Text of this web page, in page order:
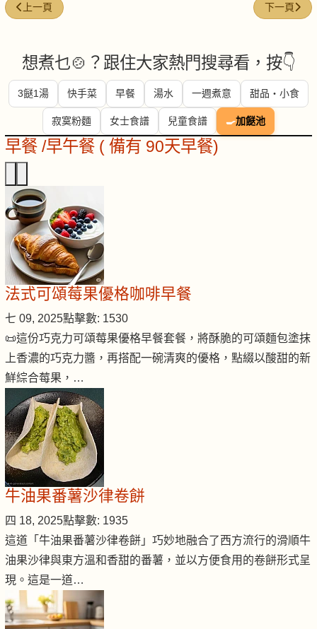
上一篇文章: 香辣四季豆
上一頁 下一篇文章
下一頁
想煮乜🍲？跟住大家熱門搜尋看，按👇
3餸1湯 快手菜 早餐 湯水 一週煮意 甜品・小食
寂寞粉麵 女士食譜 兒童食譜 🍳加餸池
早餐 /早午餐 ( 備有 90天早餐)
法式可頌莓果優格咖啡早餐
七 09, 2025點擊數: 1530
📜這份巧克力可頌莓果優格早餐套餐，將酥脆的可頌麵包塗抹
上香濃的巧克力醬，再搭配一碗清爽的優格，點綴以酸甜的新
鮮綜合莓果，…
牛油果番薯沙律卷餅
四 18, 2025點擊數: 1935
這道「牛油果番薯沙律卷餅」巧妙地融合了西方流行的滑順牛
油果沙律與東方溫和香甜的番薯，並以方便食用的卷餅形式呈
現。這是一道…